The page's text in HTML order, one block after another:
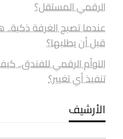
الرقمي المستقل؟
عندما تصبح الغرفة ذكية..
قبل أن يطلبها؟
التوأم الرقمي للفندق..
تنفيذ أي تغيير؟
الأرشيف